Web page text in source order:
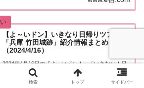
行く人にいきなり声をかけ、そのまま日帰りツア...
【よ～いドン】いきなり日帰りツアー
「兵庫 竹田城跡」紹介情報まとめ
（2024/4/16）
2024年4月16日の『よ～いドン！』「いきなり！日
帰りツアー」は兵庫 竹田城跡。知る人ぞ知る白綾の
滝、極上の但馬牛ディナーなど、訪れたスポットや
検索 トップ サイドバー